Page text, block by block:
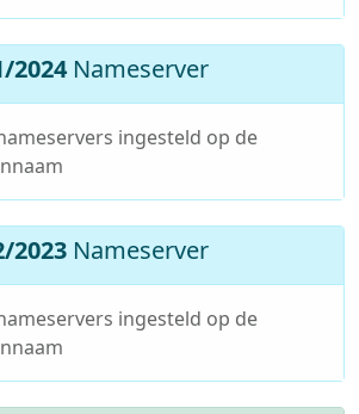
2024 Nameserver
ingesteld op de
2023 Nameserver
ingesteld op de